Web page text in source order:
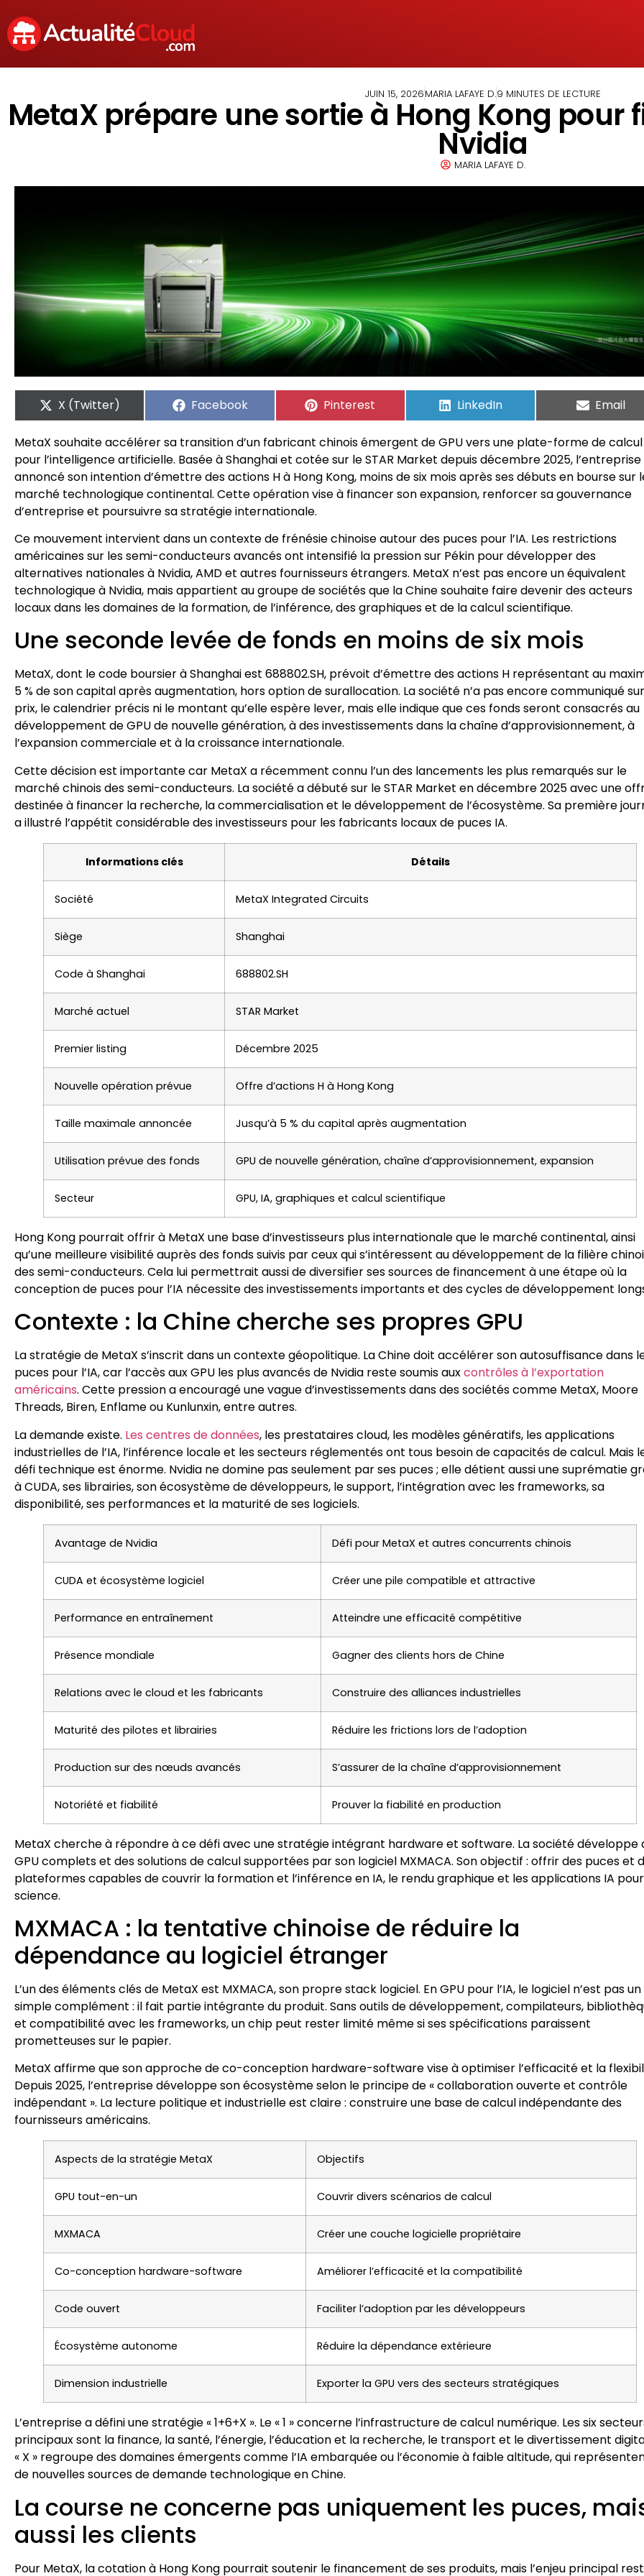
JUIN 15, 2026MARIA LAFAYE D.9 MINUTES DE LECTURE
MetaX prépare une sortie à Hong Kong
Nvidia
MARIA LAFAYE D.
X (Twitter) Facebook Pinterest LinkedIn Email
MetaX souhaite accélérer sa transition d’un fabricant chinois émergent de GPU vers une plate-forme de calcul
pour l’intelligence artificielle. Basée à Shanghai et cotée sur le STAR Market depuis décembre 2025, l’entreprise
annoncé son intention d’émettre des actions H à Hong Kong, moins de six mois après ses débuts en bourse sur
marché technologique continental. Cette opération vise à financer son expansion, renforcer sa gouvernance
d’entreprise et poursuivre sa stratégie internationale.
Ce mouvement intervient dans un contexte de frénésie chinoise autour des puces pour l’IA. Les restrictions
américaines sur les semi-conducteurs avancés ont intensifié la pression sur Pékin pour développer des
alternatives nationales à Nvidia, AMD et autres fournisseurs étrangers. MetaX n’est pas encore un équivalent
technologique à Nvidia, mais appartient au groupe de sociétés que la Chine souhaite faire devenir des acteurs
locaux dans les domaines de la formation, de l’inférence, des graphiques et de la calcul scientifique.
Une seconde levée de fonds en moins de six mois
MetaX, dont le code boursier à Shanghai est 688802.SH, prévoit d’émettre des actions H représentant au
5 % de son capital après augmentation, hors option de surallocation. La société n’a pas encore communiqué
prix, le calendrier précis ni le montant qu’elle espère lever, mais elle indique que ces fonds seront consacrés au
développement de GPU de nouvelle génération, à des investissements dans la chaîne d’approvisionnement, à
l’expansion commerciale et à la croissance internationale.
Cette décision est importante car MetaX a récemment connu l’un des lancements les plus remarqués sur le
marché chinois des semi-conducteurs. La société a débuté sur le STAR Market en décembre 2025 avec une
destinée à financer la recherche, la commercialisation et le développement de l’écosystème. Sa première
a illustré l’appétit considérable des investisseurs pour les fabricants locaux de puces IA.
Informations clés Détails
Société MetaX Integrated Circuits
Siège Shanghai
Code à Shanghai 688802.SH
Marché actuel STAR Market
Premier listing Décembre 2025
Nouvelle opération prévue Offre d’actions H à Hong Kong
Taille maximale annoncée Jusqu’à 5 % du capital après augmentation
Utilisation prévue des fonds GPU de nouvelle génération, chaîne d’approvisionnement, expansion
Secteur GPU, IA, graphiques et calcul scientifique
Hong Kong pourrait offrir à MetaX une base d’investisseurs plus internationale que le marché continental, ainsi
qu’une meilleure visibilité auprès des fonds suivis par ceux qui s’intéressent au développement de la filière
des semi-conducteurs. Cela lui permettrait aussi de diversifier ses sources de financement à une étape où la
conception de puces pour l’IA nécessite des investissements importants et des cycles de développement
Contexte : la Chine cherche ses propres GPU
La stratégie de MetaX s’inscrit dans un contexte géopolitique. La Chine doit accélérer son autosuffisance dans
puces pour l’IA, car l’accès aux GPU les plus avancés de Nvidia reste soumis auxcontrôles à l’exportation
américains. Cette pression a encouragé une vague d’investissements dans des sociétés comme MetaX, Moore
Threads, Biren, Enflame ou Kunlunxin, entre autres.
La demande existe. Les centres de données, les prestataires cloud, les modèles génératifs, les applications
industrielles de l’IA, l’inférence locale et les secteurs réglementés ont tous besoin de capacités de calcul. Mais
défi technique est énorme. Nvidia ne domine pas seulement par ses puces ; elle détient aussi une suprématie
à CUDA, ses librairies, son écosystème de développeurs, le support, l’intégration avec les frameworks, sa
disponibilité, ses performances et la maturité de ses logiciels.
Avantage de Nvidia Défi pour MetaX et autres concurrents chinois
CUDA et écosystème logiciel Créer une pile compatible et attractive
Performance en entraînement Atteindre une efficacité compétitive
Présence mondiale Gagner des clients hors de Chine
Relations avec le cloud et les fabricants Construire des alliances industrielles
Maturité des pilotes et librairies Réduire les frictions lors de l’adoption
Production sur des nœuds avancés S’assurer de la chaîne d’approvisionnement
Notoriété et fiabilité Prouver la fiabilité en production
MetaX cherche à répondre à ce défi avec une stratégie intégrant hardware et software. La société développe
GPU complets et des solutions de calcul supportées par son logiciel MXMACA. Son objectif : offrir des puces et
plateformes capables de couvrir la formation et l’inférence en IA, le rendu graphique et les applications IA
science.
MXMACA : la tentative chinoise de réduire la
dépendance au logiciel étranger
L’un des éléments clés de MetaX est MXMACA, son propre stack logiciel. En GPU pour l’IA, le logiciel n’est pas un
simple complément : il fait partie intégrante du produit. Sans outils de développement, compilateurs,
et compatibilité avec les frameworks, un chip peut rester limité même si ses spécifications paraissent
prometteuses sur le papier.
MetaX affirme que son approche de co-conception hardware-software vise à optimiser l’efficacité et la
Depuis 2025, l’entreprise développe son écosystème selon le principe de « collaboration ouverte et contrôle
indépendant ». La lecture politique et industrielle est claire : construire une base de calcul indépendante des
fournisseurs américains.
Aspects de la stratégie MetaX Objectifs
GPU tout-en-un Couvrir divers scénarios de calcul
MXMACA Créer une couche logicielle propriétaire
Co-conception hardware-software Améliorer l’efficacité et la compatibilité
Code ouvert Faciliter l’adoption par les développeurs
Écosystème autonome Réduire la dépendance extérieure
Dimension industrielle Exporter la GPU vers des secteurs stratégiques
L’entreprise a défini une stratégie « 1+6+X ». Le « 1 » concerne l’infrastructure de calcul numérique. Les six
principaux sont la finance, la santé, l’énergie, l’éducation et la recherche, le transport et le divertissement
« X » regroupe des domaines émergents comme l’IA embarquée ou l’économie à faible altitude, qui
de nouvelles sources de demande technologique en Chine.
La course ne concerne pas uniquement les puces,
aussi les clients
Pour MetaX, la cotation à Hong Kong pourrait soutenir le financement de ses produits, mais l’enjeu principal